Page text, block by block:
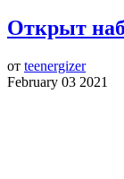
Открыт
от teenergizer
February 03 2021